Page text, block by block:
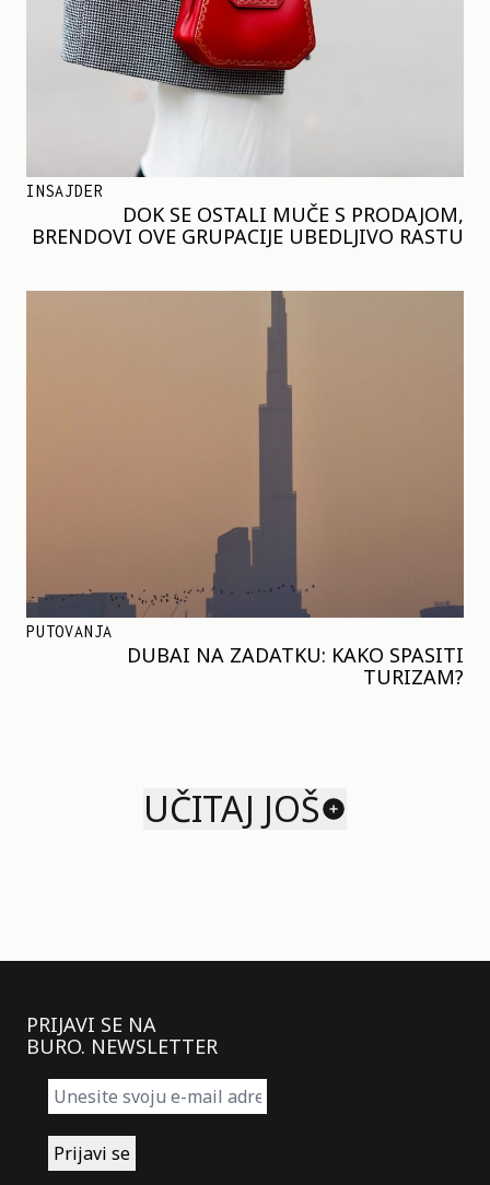
INSAJDER
DOK SE OSTALI MUČE S PRODAJOM,
BRENDOVI OVE GRUPACIJE UBEDLJIVO RASTU
PUTOVANJA
DUBAI NA ZADATKU: KAKO SPASITI
TURIZAM?
UČITAJ JOŠ
PRIJAVI SE NA
BURO. NEWSLETTER